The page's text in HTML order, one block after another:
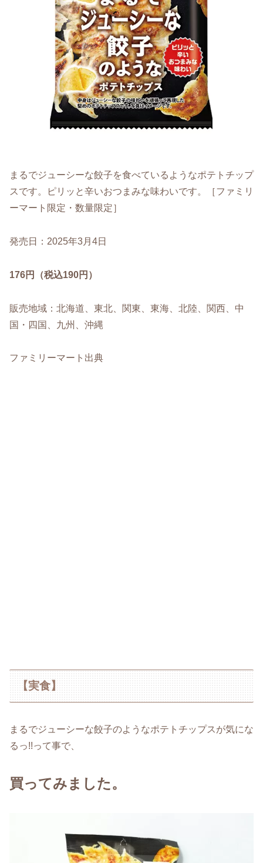
まるでジューシーな餃子を食べているようなポテトチップ
スです。ピリッと辛いおつまみな味わいです。［ファミリ
ーマート限定・数量限定］
発売日：2025年3月4日
176円（税込190円）
販売地域：北海道、東北、関東、東海、北陸、関西、中
国・四国、九州、沖縄
ファミリーマート出典
【実食】
まるでジューシーな餃子のようなポテトチップスが気にな
るっ!!って事で、
買ってみました。